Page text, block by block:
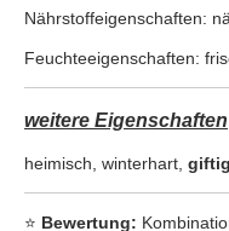
Nährstoffeigenschaften:
Feuchteeigenschaften:
weitere Eigenschaften
heimisch, winterhart, giftig
⭐ Bewertung: